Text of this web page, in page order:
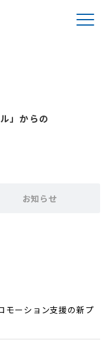
」からの
お知らせ
モーション支援の新プ